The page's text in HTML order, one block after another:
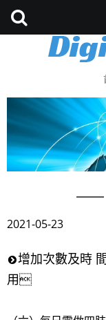
2021-05-23
增加次數及時
用